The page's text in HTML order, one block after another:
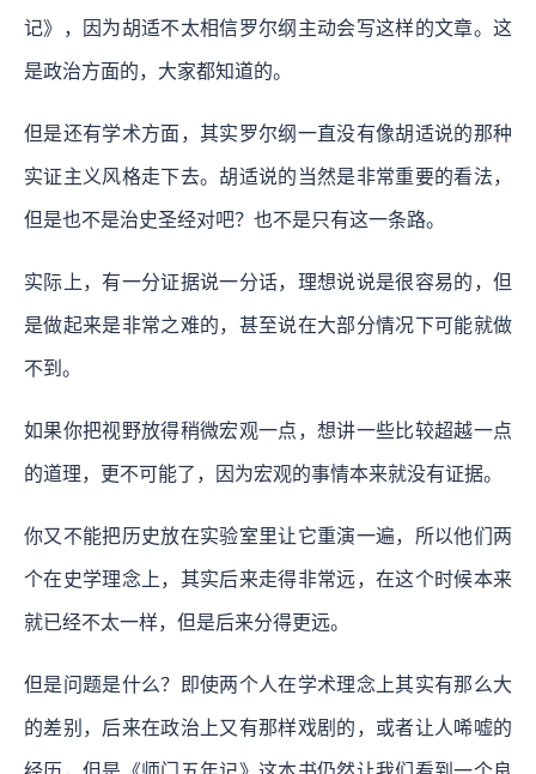
记》，因为胡适不太相信罗尔纲主动会写这样的文章。这
是政治方面的，大家都知道的。
但是还有学术方面，其实罗尔纲一直没有像胡适说的那种
实证主义风格走下去。胡适说的当然是非常重要的看法，
但是也不是治史圣经对吧？也不是只有这一条路。
实际上，有一分证据说一分话，理想说说是很容易的，但
是做起来是非常之难的，甚至说在大部分情况下可能就做
不到。
如果你把视野放得稍微宏观一点，想讲一些比较超越一点
的道理，更不可能了，因为宏观的事情本来就没有证据。
你又不能把历史放在实验室里让它重演一遍，所以他们两
个在史学理念上，其实后来走得非常远，在这个时候本来
就已经不太一样，但是后来分得更远。
但是问题是什么？即使两个人在学术理念上其实有那么大
的差别，后来在政治上又有那样戏剧的，或者让人唏嘘的